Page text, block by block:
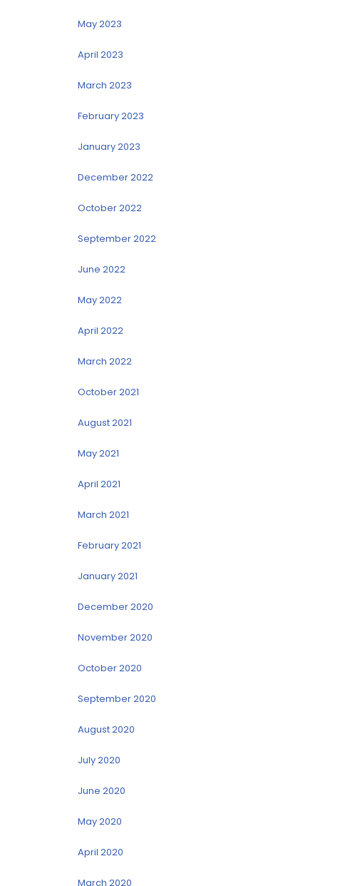
May 2023
April 2023
March 2023
February 2023
January 2023
December 2022
October 2022
September 2022
June 2022
May 2022
April 2022
March 2022
October 2021
August 2021
May 2021
April 2021
March 2021
February 2021
January 2021
December 2020
November 2020
October 2020
September 2020
August 2020
July 2020
June 2020
May 2020
April 2020
March 2020